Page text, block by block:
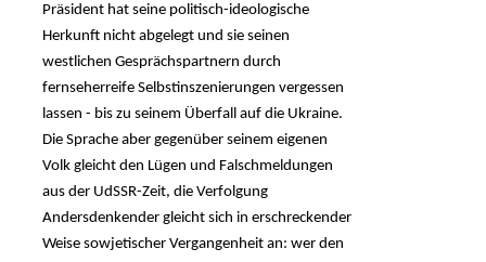
Präsident hat seine politisch-ideologische
Herkunft nicht abgelegt und sie seinen
westlichen Gesprächspartnern durch
fernseherreife Selbstinszenierungen vergessen
lassen - bis zu seinem Überfall auf die Ukraine.
Die Sprache aber gegenüber seinem eigenen
Volk gleicht den Lügen und Falschmeldungen
aus der UdSSR-Zeit, die Verfolgung
Andersdenkender gleicht sich in erschreckender
Weise sowjetischer Vergangenheit an: wer den